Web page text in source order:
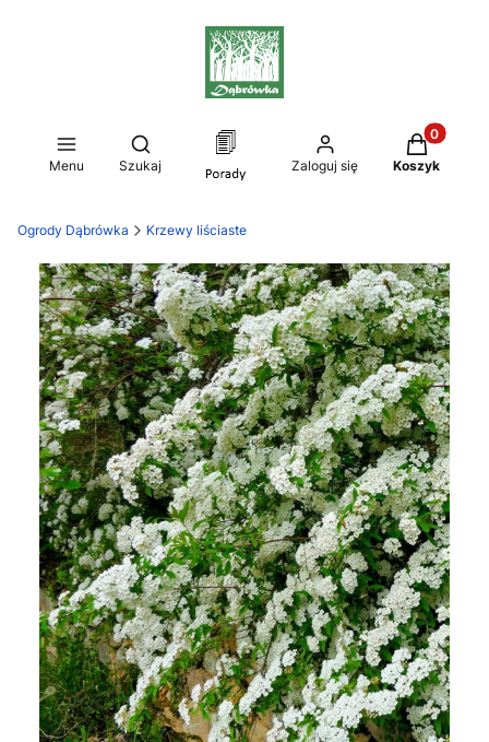
Menu
Otwórz wyszukiwarkę
Szukaj Zaloguj się
Produkty
Koszyk
Ogrody Dąbrówka Krzewy liściaste